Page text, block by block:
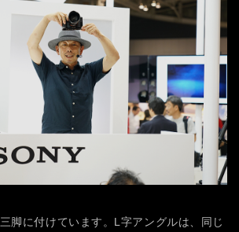
脚に付けています。L字アングルは、同じ